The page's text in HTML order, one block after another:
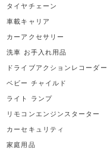
タイヤチェーン
車載キャリア
カーアクセサリー
洗車 お手入れ用品
ドライブアクションレコーダー
ベビー チャイルド
ライト ランプ
リモコンエンジンスターター
カーセキュリティ
家庭用品